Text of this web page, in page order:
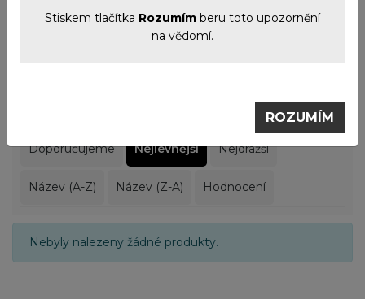
Filtrace produktů
Doporučujeme Nejlevnější Nejdražší
Název (A-Z) Název (Z-A) Hodnocení
Nebyly nalezeny žádné produkty.
Stiskem tlačítka Rozumím beru toto upozornění
na vědomí.
ROZUMÍM